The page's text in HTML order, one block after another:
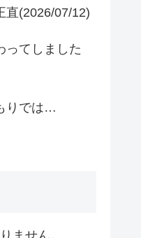
直(2026/07/12)
ってしました
りでは…
ません。